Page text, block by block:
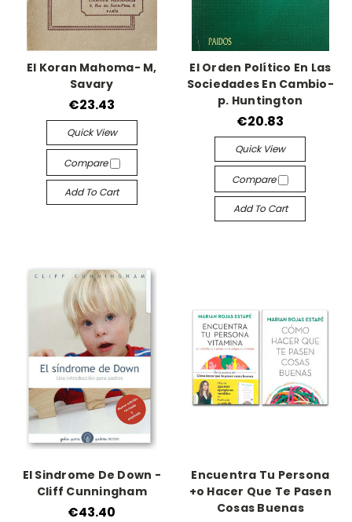
El Koran Mahoma- M,
Savary
€23.43
Quick View
Compare
Add To Cart
El Orden Político En Las
Sociedades En Cambio-
p. Huntington
€20.83
Quick View
Compare
Add To Cart
El Sindrome De Down -
Cliff Cunningham
€43.40
Encuentra Tu Persona
+o Hacer Que Te Pasen
Cosas Buenas